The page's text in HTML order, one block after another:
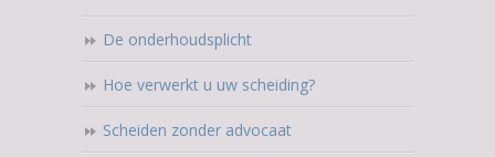
De onderhoudsplicht
Hoe verwerkt u uw scheiding?
Scheiden zonder advocaat